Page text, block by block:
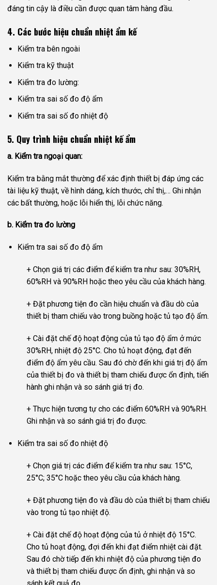
đáng tin cậy là điều cần được quan tâm hàng đầu.
4. Các bước hiệu chuẩn nhiệt ẩm kế
Kiểm tra bên ngoài
Kiểm tra kỹ thuật
Kiểm tra đo lường:
Kiểm tra sai số đo độ ẩm
Kiểm tra sai số đo nhiệt độ
5. Quy trình hiệu chuẩn nhiệt kế ẩm
a. Kiểm tra ngoại quan:
Kiểm tra bằng mắt thường để xác định thiết bị đáp ứng các
tài liệu kỹ thuật, về hình dáng, kích thước, chỉ thị,… Ghi nhận
các bất thường, hoặc lỗi hiển thị, lỗi chức năng.
b. Kiểm tra đo lường
Kiểm tra sai số đo độ ẩm
+ Chọn giá trị các điểm để kiểm tra như sau: 30%RH,
60%RH và 90%RH hoặc theo yêu cầu của khách hàng.
+ Đặt phương tiện đo cần hiệu chuẩn và đầu dò của
thiết bị tham chiếu vào trong buồng hoặc tủ tạo độ ẩm.
+ Cài đặt chế độ hoạt động của tủ tạo độ ẩm ở mức
30%RH, nhiệt độ 25°C. Cho tủ hoạt động, đạt đến
điểm độ ẩm yêu cầu. Sau đó chờ đến khi giá trị độ ẩm
của thiết bị đo và thiết bị tham chiếu được ổn định, tiến
hành ghi nhận và so sánh giá trị đo.
+ Thực hiện tương tự cho các điểm 60%RH và 90%RH.
Ghi nhận và so sánh giá trị đo được.
Kiểm tra sai số đo nhiệt độ
+ Chọn giá trị các điểm để kiểm tra như sau: 15°C,
25°C; 35°C hoặc theo yêu cầu của khách hàng.
+ Đặt phương tiện đo và đầu dò của thiết bị tham chiếu
vào trong tủ tạo nhiệt độ.
+ Cài đặt chế độ hoạt động của tủ ở nhiệt độ 15°C.
Cho tủ hoạt động, đợi đến khi đạt điểm nhiệt cài đặt.
Sau đó chờ tiếp đến khi nhiệt độ của phương tiện đo
và thiết bị tham chiếu được ổn định, ghi nhận và so
sánh kết quả đo.